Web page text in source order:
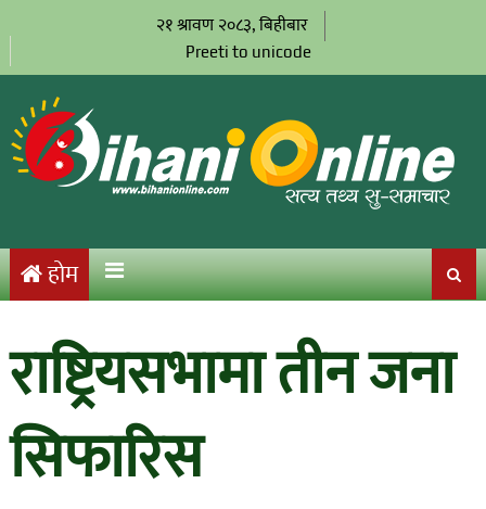
२१ श्रावण २०८३, बिहीबार
Preeti to unicode
होम
राष्ट्रियसभामा तीन जना
सिफारिस